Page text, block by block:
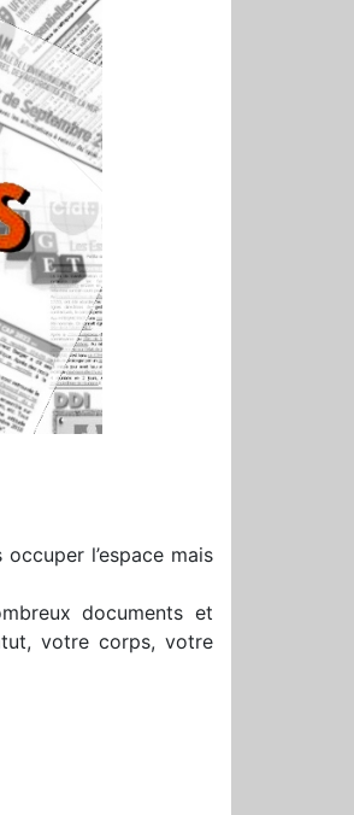
l’espace mais
documents et
votre corps, votre